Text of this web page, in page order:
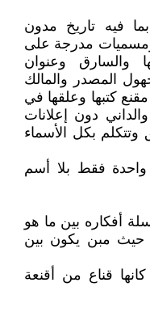
فيه تاريخ مدون
ومسميات مدرجة على
والسارق وعنوان
المصدر والمالك
كتبها وعلقها في
دون إعلانات
بكل الأسماء
فقط بلا أسم
أفكاره بين ما هو
حيث مبن يكون بين
قناع من أقنعة